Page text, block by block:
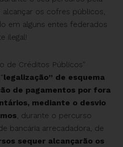
alcançar os cofres públicos,
em alguns entes federados
ilegal!
de Créditos Públicos”
legalização” de esquema
de pagamentos por fora
mediante o desvio
, durante o percurso
bancária arrecadadora, de
sequer alcançarão os